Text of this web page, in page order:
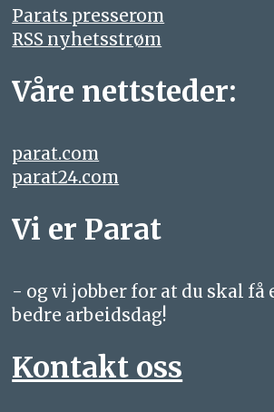
Parats presserom
RSS nyhetsstrøm
Våre nettsteder:
parat.com
parat24.com
Vi er Parat
- og vi jobber for at du skal få
bedre arbeidsdag!
Kontakt oss